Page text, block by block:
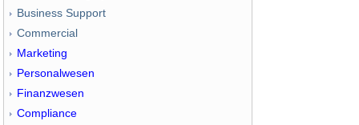
Business Support
Commercial
Marketing
Personalwesen
Finanzwesen
Compliance